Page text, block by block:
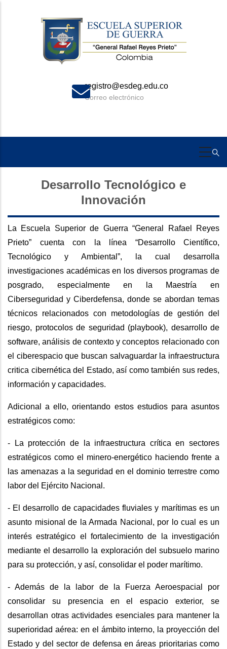
registro@esdeg.edu.co
Correo electrónico
Desarrollo Tecnológico e
Innovación
La Escuela Superior de Guerra “General Rafael Reyes
Prieto” cuenta con la línea “Desarrollo Científico,
Tecnológico y Ambiental”, la cual desarrolla
investigaciones académicas en los diversos programas de
posgrado, especialmente en la Maestría en
Ciberseguridad y Ciberdefensa, donde se abordan temas
técnicos relacionados con metodologías de gestión del
riesgo, protocolos de seguridad (playbook), desarrollo de
software, análisis de contexto y conceptos relacionado con
el ciberespacio que buscan salvaguardar la infraestructura
critica cibernética del Estado, así como también sus redes,
información y capacidades.
Adicional a ello, orientando estos estudios para asuntos
estratégicos como:
- La protección de la infraestructura crítica en sectores
estratégicos como el minero-energético haciendo frente a
las amenazas a la seguridad en el dominio terrestre como
labor del Ejército Nacional.
- El desarrollo de capacidades fluviales y marítimas es un
asunto misional de la Armada Nacional, por lo cual es un
interés estratégico el fortalecimiento de la investigación
mediante el desarrollo la exploración del subsuelo marino
para su protección, y así, consolidar el poder marítimo.
- Además de la labor de la Fuerza Aeroespacial por
consolidar su presencia en el espacio exterior, se
desarrollan otras actividades esenciales para mantener la
superioridad aérea: en el ámbito interno, la proyección del
Estado y del sector de defensa en áreas prioritarias como